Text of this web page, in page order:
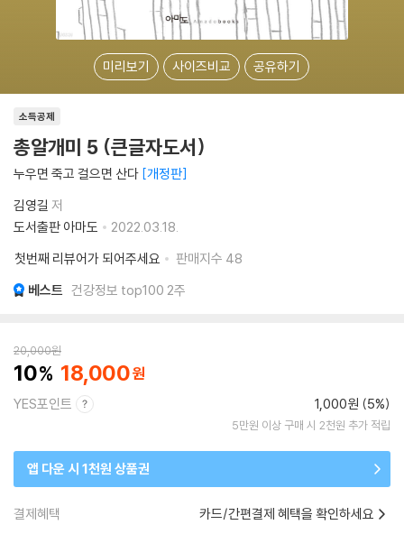
미리보기 사이즈비교 공유하기
소득공제
총알개미 5 (큰글자도서)
누우면 죽고 걸으면 산다 개정판
김영길 저
도서출판 아마도
2022.03.18.
첫번째 리뷰어가 되어주세요
판매지수 48
베스트 건강정보 top100 2주
20,000원
10 18,000
YES포인트 1,000원 (5%)
5만원 이상 구매 시 2천원 추가 적립
앱 다운 시 1천원 상품권
결제혜택 카드/간편결제 혜택을 확인하세요